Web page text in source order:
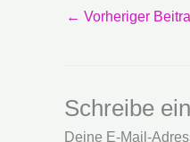
← Vorheriger
Schreibe
Deine E-Mail-